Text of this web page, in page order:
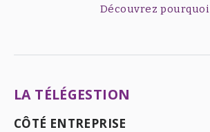
Découvrez pourquoi
LA TÉLÉGESTION
CÔTÉ ENTREPRISE